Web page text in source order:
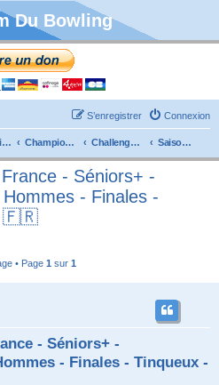
Du Bowling
Connexion
S’enregistrer
Compétitions Championnats de France Challenge Vétérans Saison 2023/2024
- Séniors+ -
- Finales -
🇫🇷
• Page 1 sur 1
- Séniors+ -
- Finales - Tinqueux -